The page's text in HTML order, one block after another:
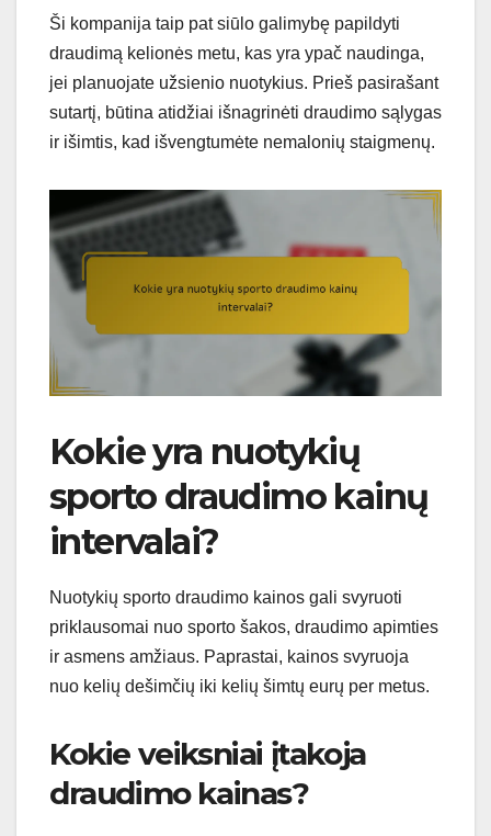
Ši kompanija taip pat siūlo galimybę papildyti
draudimą kelionės metu, kas yra ypač naudinga,
jei planuojate užsienio nuotykius. Prieš pasirašant
sutartį, būtina atidžiai išnagrinėti draudimo sąlygas
ir išimtis, kad išvengtumėte nemalonių staigmenų.
Kokie yra nuotykių
sporto draudimo kainų
intervalai?
Nuotykių sporto draudimo kainos gali svyruoti
priklausomai nuo sporto šakos, draudimo apimties
ir asmens amžiaus. Paprastai, kainos svyruoja
nuo kelių dešimčių iki kelių šimtų eurų per metus.
Kokie veiksniai įtakoja
draudimo kainas?